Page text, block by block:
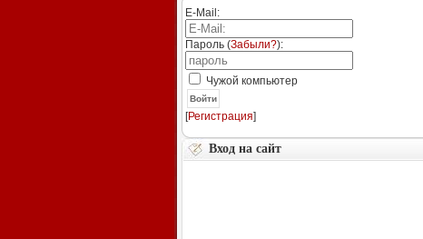
E-Mail:
Пароль (Забыли?):
Чужой компьютер
Войти
[Регистрация]
Вход на сайт